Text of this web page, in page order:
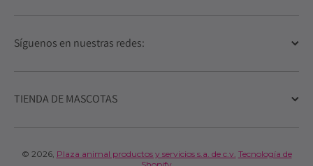
Síguenos en nuestras redes:
TIENDA DE MASCOTAS
© 2026, Plaza animal productos y servicios s.a. de c.v. Tecnología de